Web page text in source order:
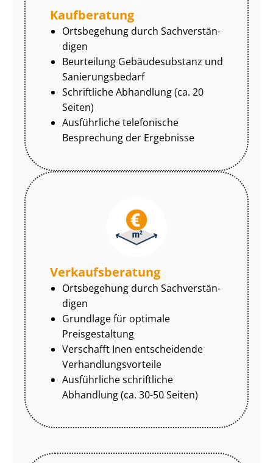
Kaufberatung
Ortsbegehung durch Sach­ver­stän­
di­gen
Beurteilung Gebäudesubstanz und
Sa­nie­rungs­be­darf
Schriftliche Abhandlung (ca. 20
Seiten)
Ausführliche telefonische
Besprechung der Ergebnisse
Ver­kaufs­be­ra­tung
Ortsbegehung durch Sach­ver­stän­
di­gen
Grundlage für optimale
Preisgestaltung
Verschafft Inen entscheidende
Ver­hand­lungs­vor­tei­le
Ausführliche schriftliche
Abhandlung (ca. 30-50 Seiten)